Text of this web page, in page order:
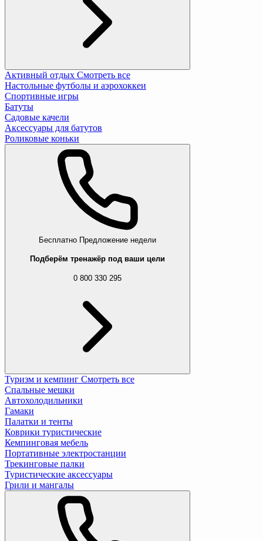
Активный отдых Смотреть все
Настольные футболы и аэрохоккеи
Спортивные игры
Батуты
Садовые качели
Аксессуары для батутов
Роликовые коньки
Бесплатно Предложение недели
Подберём тренажёр под ваши цели
0 800 330 295
Туризм и кемпинг Смотреть все
Спальные мешки
Автохолодильники
Гамаки
Палатки и тенты
Коврики туристические
Кемпинговая мебель
Портативные электростанции
Трекинговые палки
Туристические аксессуары
Грили и мангалы